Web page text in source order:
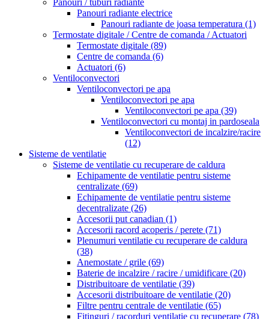
Panouri / tuburi radiante
Panouri radiante electrice
Panouri radiante de joasa temperatura (1)
Termostate digitale / Centre de comanda / Actuatori
Termostate digitale (89)
Centre de comanda (6)
Actuatori (6)
Ventiloconvectori
Ventiloconvectori pe apa
Ventiloconvectori pe apa
Ventiloconvectori pe apa (39)
Ventiloconvectori cu montaj in pardoseala
Ventiloconvectori de incalzire/racire
(12)
Sisteme de ventilatie
Sisteme de ventilatie cu recuperare de caldura
Echipamente de ventilatie pentru sisteme
centralizate (69)
Echipamente de ventilatie pentru sisteme
decentralizate (26)
Accesorii put canadian (1)
Accesorii racord acoperis / perete (71)
Plenumuri ventilatie cu recuperare de caldura
(38)
Anemostate / grile (69)
Baterie de incalzire / racire / umidificare (20)
Distribuitoare de ventilatie (39)
Accesorii distribuitoare de ventilatie (20)
Filtre pentru centrale de ventilatie (65)
Fitinguri / racorduri ventilatie cu recuperare (78)